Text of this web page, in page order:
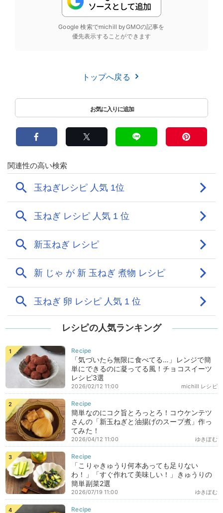
Google 検索でmichill byGMOの記事を
優先表示することができます
トップへ戻る
レシピの人気ランキング
「気づいたら無限に食べてる…」レンジで簡
単にできるのに凝ってる風！チョコスイーツ
レシピ3選
michill レシピ
2026/02/12 11:00
簡単なのにコク旨とろっとろ！コウケンテツ
さんの「新玉ねぎと油揚げのスープ煮」作っ
てみた！
ゆきぼむ
2026/04/12 11:00
「こりゃきゅうり何本あっても足りない
わ！」「すぐ作れて美味しい！」きゅうりの
簡単副菜2選
ゆきぼむ
2026/07/19 11:00